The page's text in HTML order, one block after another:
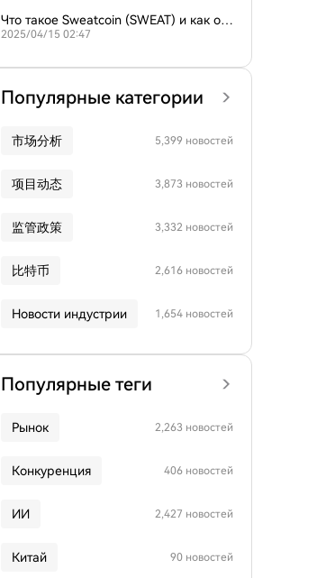
Что такое Sweatcoin (SWEAT) и как он
стимулирует движение?
2025/04/15 02:47
Популярные категории
市场分析 5,399 новостей
项目动态 3,873 новостей
监管政策 3,332 новостей
比特币 2,616 новостей
Новости индустрии 1,654 новостей
Популярные теги
Рынок 2,263 новостей
Конкуренция 406 новостей
ИИ 2,427 новостей
Китай 90 новостей